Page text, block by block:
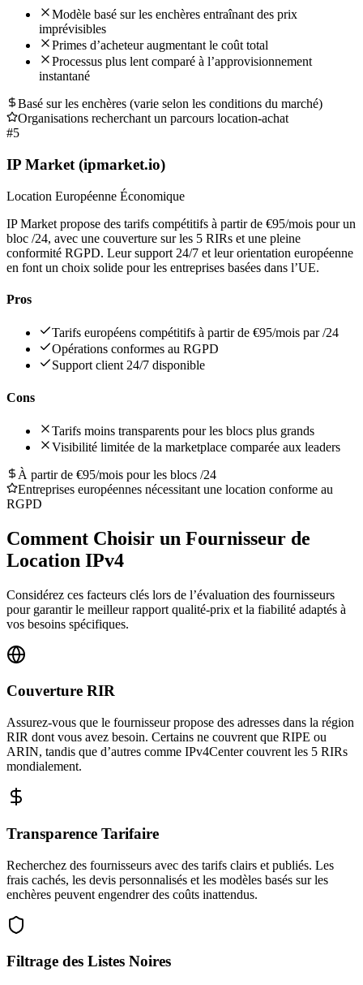
Modèle basé sur les enchères entraînant des prix
imprévisibles
Primes d’acheteur augmentant le coût total
Processus plus lent comparé à l’approvisionnement
instantané
Basé sur les enchères (varie selon les conditions du marché)
Organisations recherchant un parcours location-achat
#5
IP Market (ipmarket.io)
Location Européenne Économique
IP Market propose des tarifs compétitifs à partir de €95/mois pour un
bloc /24, avec une couverture sur les 5 RIRs et une pleine
conformité RGPD. Leur support 24/7 et leur orientation européenne
en font un choix solide pour les entreprises basées dans l’UE.
Pros
Tarifs européens compétitifs à partir de €95/mois par /24
Opérations conformes au RGPD
Support client 24/7 disponible
Cons
Tarifs moins transparents pour les blocs plus grands
Visibilité limitée de la marketplace comparée aux leaders
À partir de €95/mois pour les blocs /24
Entreprises européennes nécessitant une location conforme au
RGPD
Comment Choisir un Fournisseur de
Location IPv4
Considérez ces facteurs clés lors de l’évaluation des fournisseurs
pour garantir le meilleur rapport qualité-prix et la fiabilité adaptés à
vos besoins spécifiques.
Couverture RIR
Assurez-vous que le fournisseur propose des adresses dans la région
RIR dont vous avez besoin. Certains ne couvrent que RIPE ou
ARIN, tandis que d’autres comme IPv4Center couvrent les 5 RIRs
mondialement.
Transparence Tarifaire
Recherchez des fournisseurs avec des tarifs clairs et publiés. Les
frais cachés, les devis personnalisés et les modèles basés sur les
enchères peuvent engendrer des coûts inattendus.
Filtrage des Listes Noires